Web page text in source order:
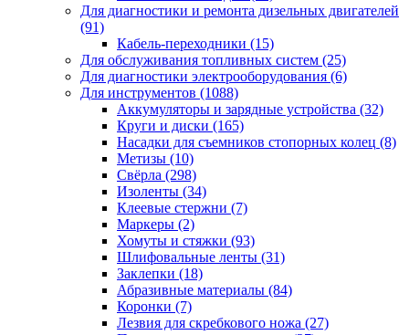
Для диагностики и ремонта дизельных двигателей
(91)
Кабель-переходники (15)
Для обслуживания топливных систем (25)
Для диагностики электрооборудования (6)
Для инструментов (1088)
Аккумуляторы и зарядные устройства (32)
Круги и диски (165)
Насадки для съемников стопорных колец (8)
Метизы (10)
Свёрла (298)
Изоленты (34)
Клеевые стержни (7)
Маркеры (2)
Хомуты и стяжки (93)
Шлифовальные ленты (31)
Заклепки (18)
Абразивные материалы (84)
Коронки (7)
Лезвия для скребкового ножа (27)